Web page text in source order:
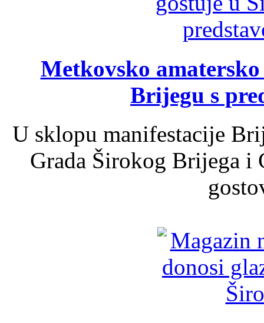
Metkovsko
Brijegu s
U sklopu manifestacije
Grada Širokog Brijega